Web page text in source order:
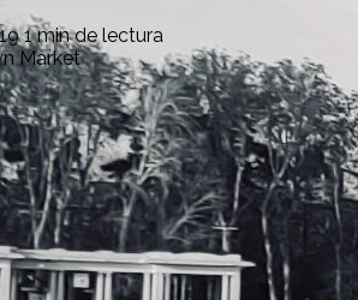
1 min de lectura